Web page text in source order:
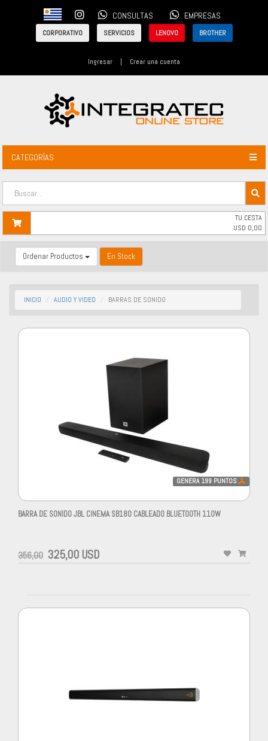
CONSULTAS EMPRESAS
CORPORATIVO SERVICIOS LENOVO BROTHER
Ingresar | Crear una cuenta
CATEGORÍAS
TU CESTA
USD 0,00
Ordenar Productos En Stock
INICIO AUDIO Y VIDEO BARRAS DE SONIDO
GENERA 199 PUNTOS
BARRA DE SONIDO JBL CINEMA SB180 CABLEADO BLUETOOTH 110W
356,00 325,00 USD